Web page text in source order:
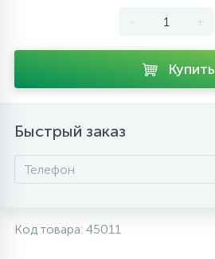
Напольные смесители
- +
Купить
Быстрый заказ
Код товара: 45011